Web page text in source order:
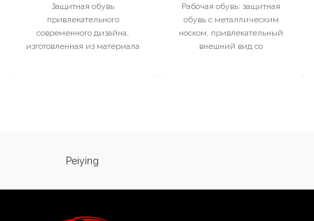
Защитная обувь
привлекательного
современного дизайна,
изготовленная из материала
Рабочая обувь: защитная
обувь с металлическим
носком, привлекательный
внешний вид со
Peiying